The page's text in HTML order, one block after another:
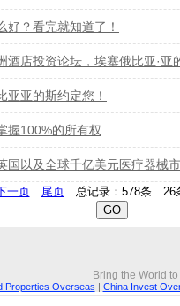
好？看完就知道了！
酒店投资论坛，埃塞俄比亚·亚
亚亚的斯约定您！
握100%的所有权
国以及全球千亿美元医疗器械
一页 尾页总记录：578条 26
Bring the World
Properties Overseas | China Invest